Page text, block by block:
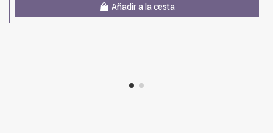
Añadir a la cesta